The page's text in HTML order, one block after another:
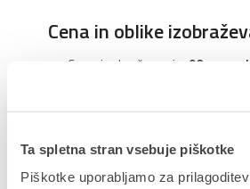
Ta spletna stran vsebuje piškotke
Piškotke uporabljamo za
Cena in oblike
Cena izobraževanja: 90 eur
+
Izobraževanje lahko
Spletno izobraževanje
izobraževanja, prejmete
gradiva